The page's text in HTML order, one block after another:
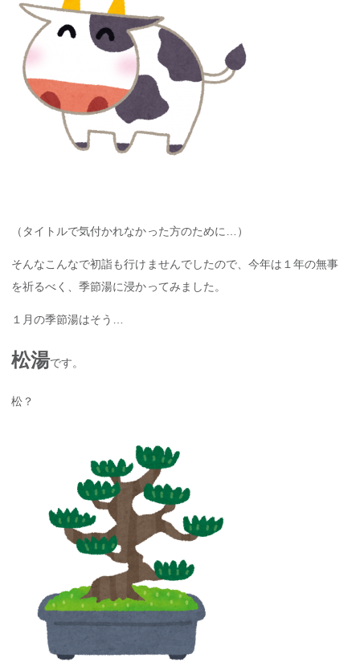
（タイトルで気付かれなかった方のために…）
そんなこんなで初詣も行けませんでしたので、今年は１年の無事
を祈るべく、季節湯に浸かってみました。
１月の季節湯はそう…
松湯です。
松？